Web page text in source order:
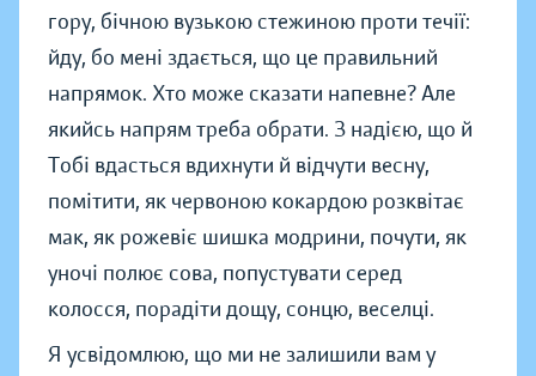
гору, бічною вузькою стежиною проти течії:
йду, бо мені здається, що це правильний
напрямок. Хто може сказати напевне? Але
якийсь напрям треба обрати. З надією, що й
Тобі вдасться вдихнути й відчути весну,
помітити, як червоною кокардою розквітає
мак, як рожевіє шишка модрини, почути, як
уночі полює сова, попустувати серед
колосся, порадіти дощу, сонцю, веселці.
Я усвідомлюю, що ми не залишили вам у